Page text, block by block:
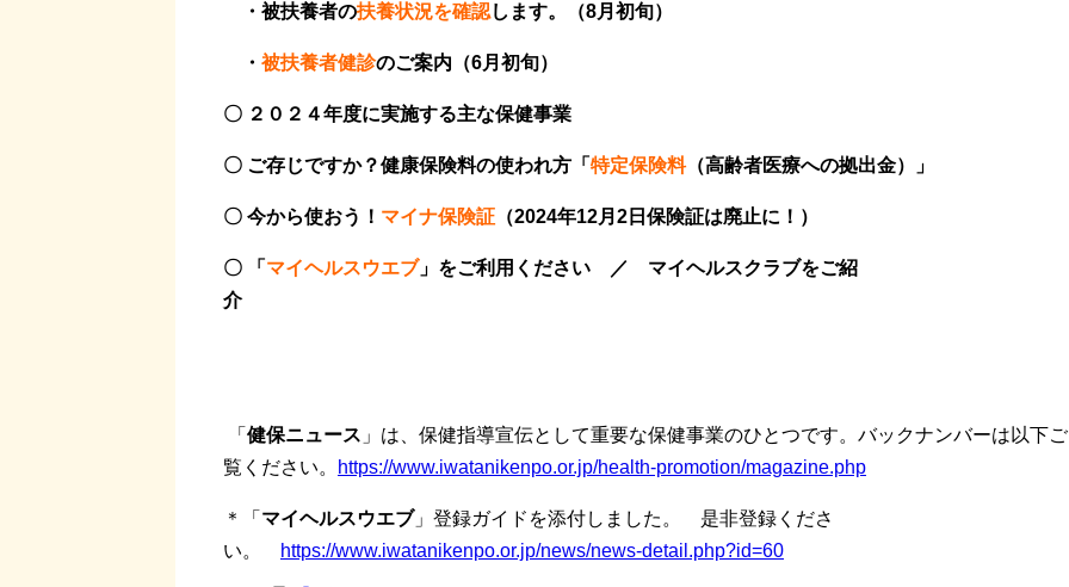
・被扶養者の扶養状況を確認します。（8月初旬）
・ 被扶養者健診のご案内（6月初旬）
〇 ２０２４年度に実施する主な保健事業
〇 ご存じですか？健康保険料の使われ方「 特定保険料（高齢者医療への拠出金）」
〇 今から使おう！ マイナ保険証 （2024年12月2日保険証は廃止に！）
〇 「 マイヘルスウエブ」をご利用ください ／ マイヘルスクラブをご紹
介
「 健保ニュース 」は、保健指導宣伝として重要な保健事業のひとつです。バックナンバーは以下ご
覧ください。
https://www.iwatanikenpo.or.jp/health-promotion/magazine.php
＊「 マイヘルスウエブ」登録ガイドを添付しました。 是非登録くださ
い。
https://www.iwatanikenpo.or.jp/news/news-detail.php?id=60